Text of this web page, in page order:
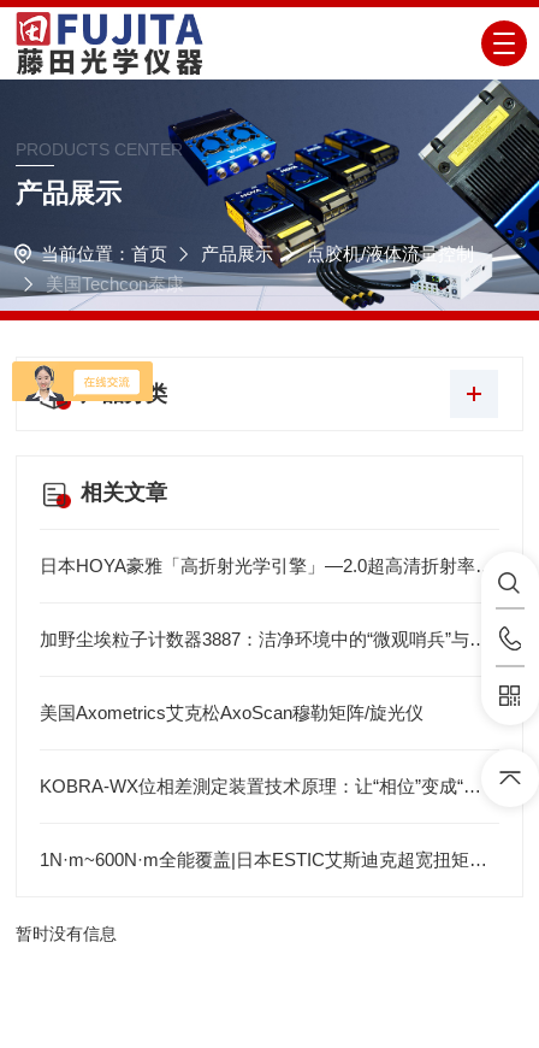
PRODUCTS CENTER
产品展示
当前位置： 首页 产品展示
点胶机/液体流量控制
美国Techcon泰康
产品分类
相关文章
日本HOYA豪雅「高折射光学引擎」—2.0超高清折射率-总代理藤田光学
加野尘埃粒子计数器3887：洁净环境中的“微观哨兵”与洁净度“审计官”
美国Axometrics艾克松AxoScan穆勒矩阵/旋光仪
KOBRA-WX位相差測定装置技术原理：让“相位”变成“光强”
1N·m~600N·m全能覆盖|日本ESTIC艾斯迪克超宽扭矩弯头枪
暂时没有信息